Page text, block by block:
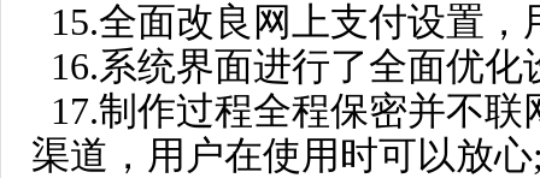
15.全面改良网上支付设置
16.系统界面进行了全面优
17.制作过程全程保密并不
渠道，用户在使用时可以放